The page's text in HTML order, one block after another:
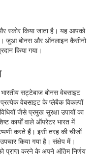
स्कोर किया जाता है। यह आपको
जुआ बोनस और ऑनलाइन कैसीनो
किया गया।
सट्टेबाज बोनस वेबसाइट
वेबसाइट के प्लेबैक विकल्पों
जैसे प्रमुख सुरक्षा उपायों का
कार्यों वाले ऑपरेटर भारत में
करते हैं। इसी तरह की चीजों
किया गया है। संक्षेप में।
करने के अपने अंतिम निर्णय